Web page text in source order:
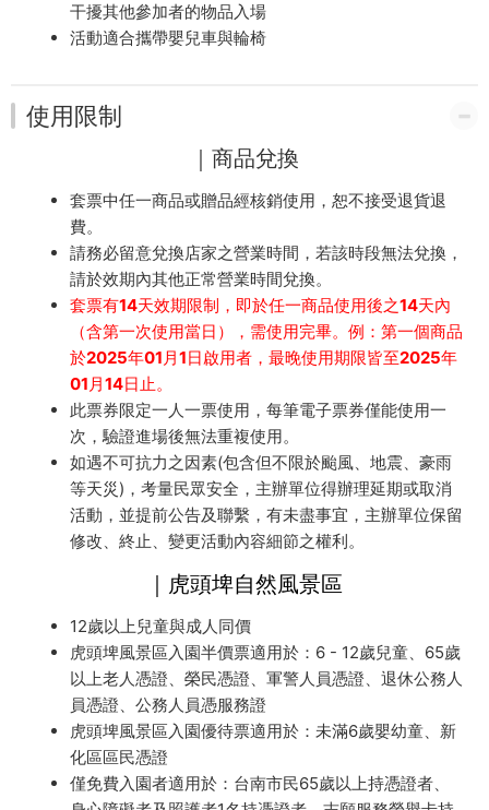
干擾其他參加者的物品入場
活動適合攜帶嬰兒車與輪椅
使用限制
｜商品兌換
套票中任一商品或贈品經核銷使用，恕不接受退貨退
費。
請務必留意兌換店家之營業時間，若該時段無法兌換，
請於效期內其他正常營業時間兌換。
套票有14天效期限制，即於任一商品使用後之14天內
（含第一次使用當日），需使用完畢。例：第一個商品
於2025年01月1日啟用者，最晚使用期限皆至2025年
01月14日止。
此票券限定一人一票使用，每筆電子票券僅能使用一
次，驗證進場後無法重複使用。
如遇不可抗力之因素(包含但不限於颱風、地震、豪雨
等天災)，考量民眾安全，主辦單位得辦理延期或取消
活動，並提前公告及聯繫，有未盡事宜，主辦單位保留
修改、終止、變更活動內容細節之權利。
｜虎頭埤自然風景區
12歲以上兒童與成人同價
虎頭埤風景區入園半價票適用於：6 - 12歲兒童、65歲
以上老人憑證、榮民憑證、軍警人員憑證、退休公務人
員憑證、公務人員憑服務證
虎頭埤風景區入園優待票適用於：未滿6歲嬰幼童、新
化區區民憑證
僅免費入園者適用於：台南市民65歲以上持憑證者、